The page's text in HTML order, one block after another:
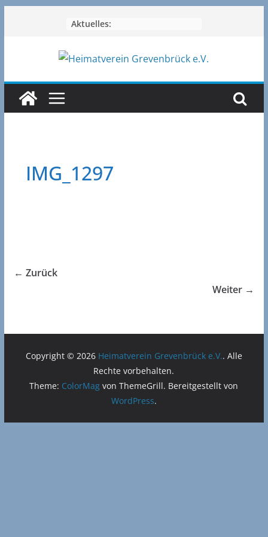
Aktuelles:
IMG_1297
← Zurück
Weiter →
Copyright © 2026 Heimatverein Grevenbrück e.V.. Alle
Rechte vorbehalten.
Theme: ColorMag von ThemeGrill. Bereitgestellt von
WordPress.